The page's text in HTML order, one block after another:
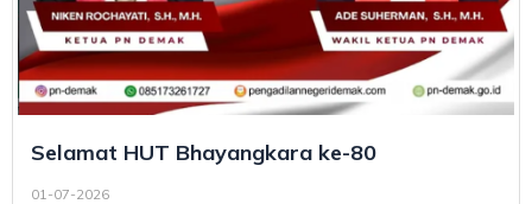
Selamat HUT Bhayangkara ke-80
01-07-2026